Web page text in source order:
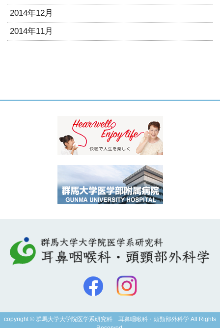
2014年12月
2014年11月
copyright © 群馬大学大学院医学系研究科 耳鼻咽喉科・頭頸部外科学 All Rights